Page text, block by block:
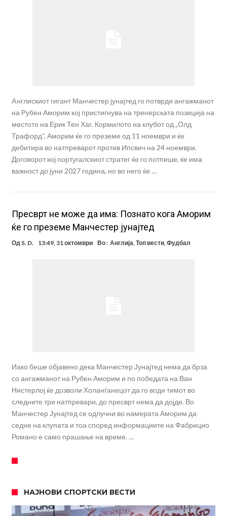
Aнглискиот гигант Манчестер јунајтед го потврди ангажманот
на Рубен Аморим кој пристигнува на тренерската позиција на
местото на Ерик Тен Хаг. Кормилото на клубот од „Олд
Трафорд“, Аморим ќе го преземе од 11 ноември и ќе
дебитира во натпреварот против Ипсвич на 24 ноември.
Договорот кој португалскиот стратег ќе го потпише, ќе има
важност до јуни 2027 година, но во него ќе …
Пресврт не може да има: Познато кога Аморим
ќе го преземе Манчестер јунајтед
Од S. D. 13:49, 31 октомври Во : Англија Топ вести, Фудбал
Иако беше објавено дека Манчестер Јунајтед нема да брза
со ангажманот на Рубен Аморим и по победата на Ван
Нистерлој ќе дозволи Холанѓанецот да го води тимот во
следните три натпревари, до пресврт нема да дојде. Во
Манчестер Јунајтед се одлучни во намерата Аморим да
седне на клупата и тоа според информациите на Фабрицио
Романо е само прашање на време. …
НАЈНОВИ СПОРТСКИ ВЕСТИ